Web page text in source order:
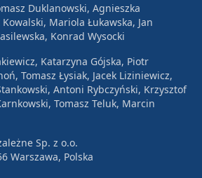
Duklanowski, Agnieszka
Mariola Łukawska, Jan
Konrad Wysocki
Katarzyna Gójska, Piotr
Tomasz Łysiak, Jacek Liziniewicz,
Antoni Rybczyński, Krzysztof
Tomasz Teluk, Marcin
Sp. z o.o.
Warszawa, Polska